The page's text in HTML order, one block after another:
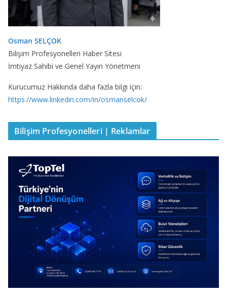
Osman SELÇOK
Bilişim Profesyonelleri Haber Sitesi
İmtiyaz Sahibi ve Genel Yayın Yönetmeni
Kurucumuz Hakkında daha fazla bilgi için:
https://www.linkedin.com/in/osmanselcok/
Bilişim Profesyonelleri | Reklamlar